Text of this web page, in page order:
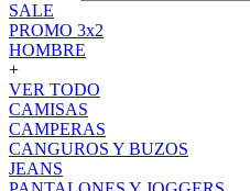
SALE
PROMO 3x2
HOMBRE
+
VER TODO
CAMISAS
CAMPERAS
CANGUROS Y BUZOS
JEANS